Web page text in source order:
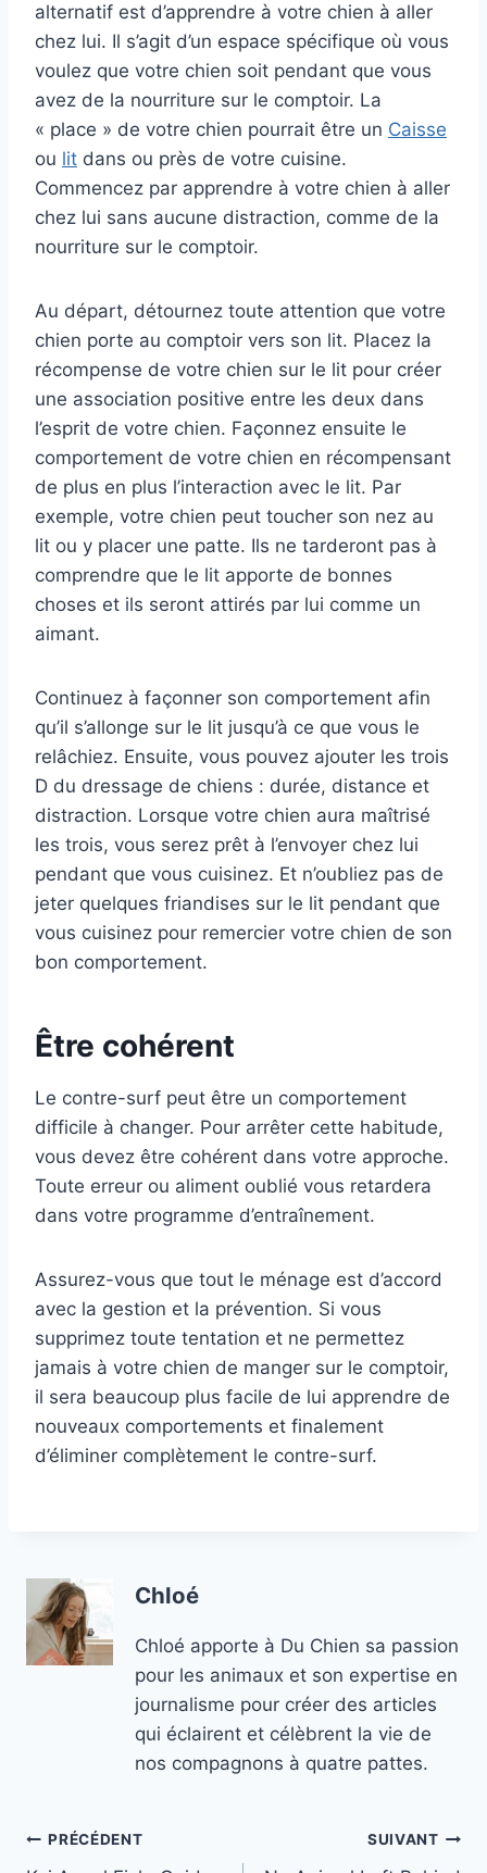
alternatif est d’apprendre à votre chien à aller
chez lui. Il s’agit d’un espace spécifique où vous
voulez que votre chien soit pendant que vous
avez de la nourriture sur le comptoir. La
« place » de votre chien pourrait être un Caisse
ou lit dans ou près de votre cuisine.
Commencez par apprendre à votre chien à aller
chez lui sans aucune distraction, comme de la
nourriture sur le comptoir.
Au départ, détournez toute attention que votre
chien porte au comptoir vers son lit. Placez la
récompense de votre chien sur le lit pour créer
une association positive entre les deux dans
l’esprit de votre chien. Façonnez ensuite le
comportement de votre chien en récompensant
de plus en plus l’interaction avec le lit. Par
exemple, votre chien peut toucher son nez au
lit ou y placer une patte. Ils ne tarderont pas à
comprendre que le lit apporte de bonnes
choses et ils seront attirés par lui comme un
aimant.
Continuez à façonner son comportement afin
qu’il s’allonge sur le lit jusqu’à ce que vous le
relâchiez. Ensuite, vous pouvez ajouter les trois
D du dressage de chiens : durée, distance et
distraction. Lorsque votre chien aura maîtrisé
les trois, vous serez prêt à l’envoyer chez lui
pendant que vous cuisinez. Et n’oubliez pas de
jeter quelques friandises sur le lit pendant que
vous cuisinez pour remercier votre chien de son
bon comportement.
Être cohérent
Le contre-surf peut être un comportement
difficile à changer. Pour arrêter cette habitude,
vous devez être cohérent dans votre approche.
Toute erreur ou aliment oublié vous retardera
dans votre programme d’entraînement.
Assurez-vous que tout le ménage est d’accord
avec la gestion et la prévention. Si vous
supprimez toute tentation et ne permettez
jamais à votre chien de manger sur le comptoir,
il sera beaucoup plus facile de lui apprendre de
nouveaux comportements et finalement
d’éliminer complètement le contre-surf.
Chloé
Chloé apporte à Du Chien sa passion
pour les animaux et son expertise en
journalisme pour créer des articles
qui éclairent et célèbrent la vie de
nos compagnons à quatre pattes.
Navigation
PRÉCÉDENT SUIVANT